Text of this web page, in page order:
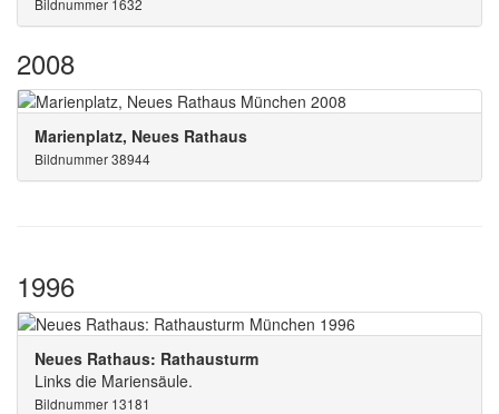
Bildnummer 1632
2008
Marienplatz, Neues Rathaus
Bildnummer 38944
1996
Neues Rathaus: Rathausturm
Links die Mariensäule.
Bildnummer 13181